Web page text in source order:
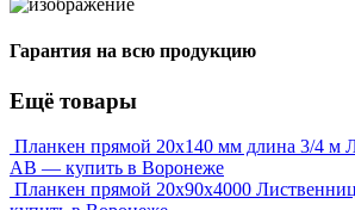
Гарантия на всю продукцию
Ещё товары
Планкен прямой 20х140 мм длина 3/4 м
АВ — купить в Воронеже
Планкен прямой 20х90х4000